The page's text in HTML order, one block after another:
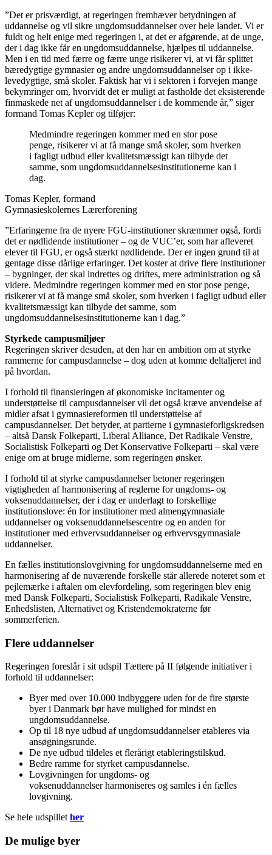
”Det er prisværdigt, at regeringen fremhæver betydningen af
uddannelse og vil sikre ungdomsuddannelser over hele landet. Vi er
fuldt og helt enige med regeringen i, at det er afgørende, at de unge,
der i dag ikke får en ungdomsuddannelse, hjælpes til uddannelse.
Men i en tid med færre og færre unge risikerer vi, at vi får splittet
bæredygtige gymnasier og andre ungdomsuddannelser op i ikke-
levedygtige, små skoler. Faktisk har vi i sektoren i forvejen mange
bekymringer om, hvorvidt det er muligt at fastholde det eksisterende
finmaskede net af ungdomsuddannelser i de kommende år,” siger
formand Tomas Kepler og tilføjer:
Medmindre regeringen kommer med en stor pose
penge, risikerer vi at få mange små skoler, som hverken
i fagligt udbud eller kvalitetsmæssigt kan tilbyde det
samme, som ungdomsuddannelsesinstitutionerne kan i
dag.
Tomas Kepler, formand
Gymnasieskolernes Lærerforening
”Erfaringerne fra de nyere FGU-institutioner skræmmer også, fordi
det er nødlidende institutioner – og de VUC’er, som har afleveret
elever til FGU, er også stærkt nødlidende. Der er ingen grund til at
gentage disse dårlige erfaringer. Det koster at drive flere institutioner
– bygninger, der skal indrettes og driftes, mere administration og så
videre. Medmindre regeringen kommer med en stor pose penge,
risikerer vi at få mange små skoler, som hverken i fagligt udbud eller
kvalitetsmæssigt kan tilbyde det samme, som
ungdomsuddannelsesinstitutionerne kan i dag.”
Styrkede campusmiljøer
Regeringen skriver desuden, at den har en ambition om at styrke
rammerne for campusdannelse – dog uden at komme deltaljeret ind
på hvordan.
I forhold til finansieringen af økonomiske incitamenter og
understøttelse til campusdannelser vil det også kræve anvendelse af
midler afsat i gymnasiereformen til understøttelse af
campusdannelser. Det betyder, at partierne i gymnasieforligskredsen
– altså Dansk Folkeparti, Liberal Alliance, Det Radikale Venstre,
Socialistisk Folkeparti og Det Konservative Folkeparti – skal være
enige om at bruge midlerne, som regeringen ønsker.
I forhold til at styrke campusdannelser betoner regeringen
vigtigheden af harmonisering af reglerne for ungdoms- og
voksenuddannelser, der i dag er underlagt to forskellige
institutionslove: én for institutioner med almengymnasiale
uddannelser og voksenuddannelsescentre og en anden for
institutioner med erhvervsuddannelser og erhvervsgymnasiale
uddannelser.
En fælles institutionslovgivning for ungdomsuddannelserne med en
harmonisering af de nuværende forskelle står allerede noteret som et
pejlemærke i aftalen om elevfordeling, som regeringen blev enig
med Dansk Folkeparti, Socialistisk Folkeparti, Radikale Venstre,
Enhedslisten, Alternativet og Kristendemokraterne før
sommerferien.
Flere uddannelser
Regeringen foreslår i sit udspil Tættere på II følgende initiativer i
forhold til uddannelser:
Byer med over 10.000 indbyggere uden for de fire største
byer i Danmark bør have mulighed for mindst en
ungdomsuddannelse.
Op til 18 nye udbud af ungdomsuddannelser etableres via
ansøgningsrunde.
De nye udbud tildeles et flerårigt etableringstilskud.
Bedre ramme for styrket campusdannelse.
Lovgivningen for ungdoms- og
voksenuddannelser harmoniseres og samles i én fælles
lovgivning.
Se hele udspillet her
De mulige byer